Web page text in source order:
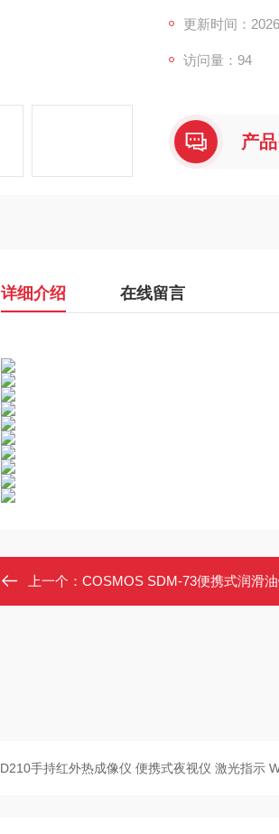
更新时间：
访问量：94
产
详细介绍 在线留言
上一个： COSMOS SDM-73便携式润滑油铁粉浓度计 现场快速